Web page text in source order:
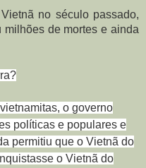
no século passado,
de mortes e ainda
o governo
políticas e populares e
permitiu que o Vietnã do
o Vietnã do